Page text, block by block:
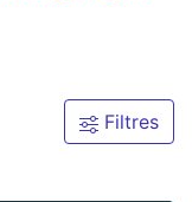
Filtres